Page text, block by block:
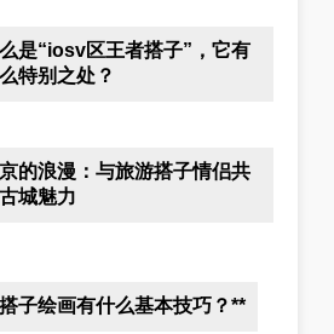
是“iosv区王者搭子”，它有
特别之处？
的浪漫：与旅游搭子情侣共
城魅力
子绘画有什么基本技巧？**